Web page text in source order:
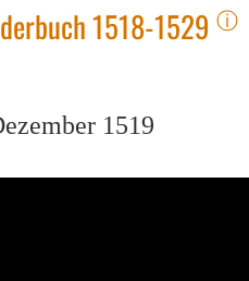
1518-1529 ⓘ
1519